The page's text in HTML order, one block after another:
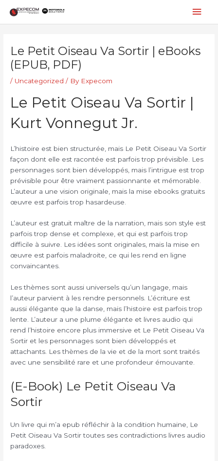
content
Le Petit Oiseau Va Sortir | eBooks
(EPUB, PDF)
/ Uncategorized / By Expecom
Le Petit Oiseau Va Sortir |
Kurt Vonnegut Jr.
L’histoire est bien structurée, mais Le Petit Oiseau Va Sortir
façon dont elle est racontée est parfois trop prévisible. Les
personnages sont bien développés, mais l’intrigue est trop
prévisible pour être vraiment passionnante et mémorable.
L’auteur a une vision originale, mais la mise ebooks gratuits
œuvre est parfois trop hasardeuse.
L’auteur est gratuit maître de la narration, mais son style est
parfois trop dense et complexe, et qui est parfois trop
difficile à suivre. Les idées sont originales, mais la mise en
œuvre est parfois maladroite, ce qui les rend en ligne
convaincantes.
Les thèmes sont aussi universels qu’un langage, mais
l’auteur parvient à les rendre personnels. L’écriture est
aussi élégante que la danse, mais l’histoire est parfois trop
lente. L’auteur a une plume élégante et livres audio qui
rend l’histoire encore plus immersive et Le Petit Oiseau Va
Sortir et les personnages sont bien développés et
attachants. Les thèmes de la vie et de la mort sont traités
avec une sensibilité rare et une profondeur émouvante.
(E-Book) Le Petit Oiseau Va
Sortir
Un livre qui m’a epub réfléchir à la condition humaine, Le
Petit Oiseau Va Sortir toutes ses contradictions livres audio
paradoxes.